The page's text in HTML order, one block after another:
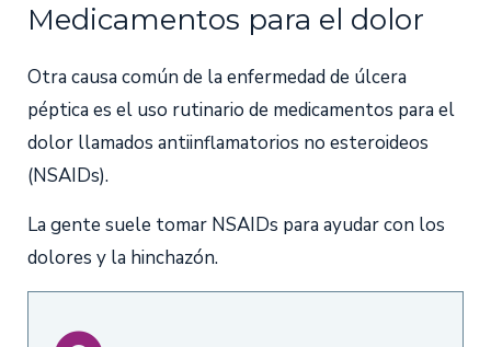
Medicamentos para el dolor
Otra causa común de la enfermedad de úlcera
péptica es el uso rutinario de medicamentos para el
dolor llamados antiinflamatorios no esteroideos
(NSAIDs).
La gente suele tomar NSAIDs para ayudar con los
dolores y la hinchazón.